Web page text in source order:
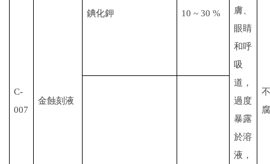
C-
007
金蝕刻液
膚、
眼睛
和呼
吸
道，
過度
暴露
於溶
液，
錪化鉀 10 ~ 30 %